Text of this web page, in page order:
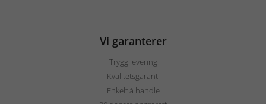
Vi garanterer
Trygg levering
Kvalitetsgaranti
Enkelt å handle